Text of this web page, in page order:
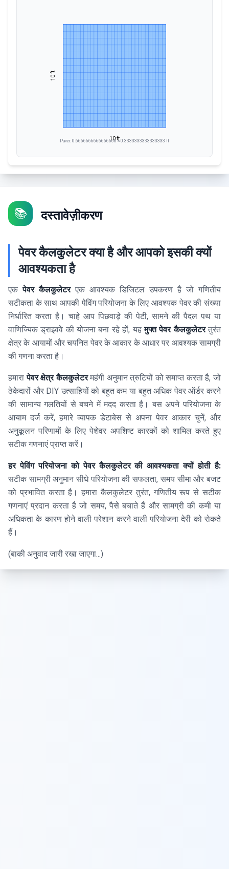
10 ft
10 ft
Paver: 0.6666666666666666 × 0.3333333333333333 ft
This visualization shows a
📚 दस्तावेज़ीकरण
पेवर कैलकुलेटर क्या है और आपको इसकी क्यों
आवश्यकता है
एकपेवर कैलकुलेटरएक आवश्यक डिजिटल उपकरण है जो गणितीय
सटीकता के साथ आपकी पेविंग परियोजना के लिए आवश्यक पेवर की संख्या
निर्धारित करता है। चाहे आप पिछवाड़े की पेटी, सामने की पैदल पथ या
वाणिज्यिक ड्राइववे की योजना बना रहे हों, यहमुफ्त पेवर कैलकुलेटरतुरंत
क्षेत्र के आयामों और चयनित पेवर के आकार के आधार पर आवश्यक सामग्री
की गणना करता है।
हमारापेवर क्षेत्र कैलकुलेटरमहंगी अनुमान त्रुटियों को समाप्त करता है, जो
ठेकेदारों और DIY उत्साहियों को बहुत कम या बहुत अधिक पेवर ऑर्डर करने
की सामान्य गलतियों से बचने में मदद करता है। बस अपने परियोजना के
आयाम दर्ज करें, हमारे व्यापक डेटाबेस से अपना पेवर आकार चुनें, और
अनुकूलन परिणामों के लिए पेशेवर अपशिष्ट कारकों को शामिल करते हुए
सटीक गणनाएं प्राप्त करें।
हर पेविंग परियोजना को पेवर कैलकुलेटर की आवश्यकता क्यों होती है:
सटीक सामग्री अनुमान सीधे परियोजना की सफलता, समय सीमा और बजट
को प्रभावित करता है। हमारा कैलकुलेटर तुरंत, गणितीय रूप से सटीक
गणनाएं प्रदान करता है जो समय, पैसे बचाते हैं और सामग्री की कमी या
अधिकता के कारण होने वाली परेशान करने वाली परियोजना देरी को रोकते
हैं।
(बाकी अनुवाद जारी रखा जाएगा...)